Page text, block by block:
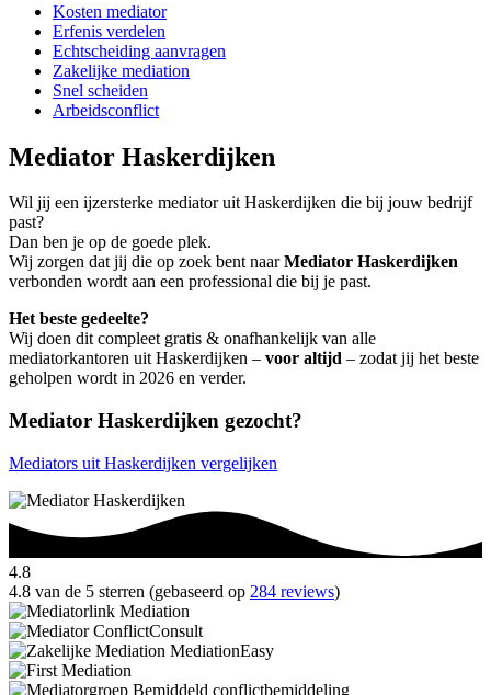
Kosten mediator
Erfenis verdelen
Echtscheiding aanvragen
Zakelijke mediation
Snel scheiden
Arbeidsconflict
Mediator Haskerdijken
Wil jij een ijzersterke mediator uit Haskerdijken die bij jouw bedrijf
past?
Dan ben je op de goede plek.
Wij zorgen dat jij die op zoek bent naarMediator Haskerdijken
verbonden wordt aan een professional die bij je past.
Het beste gedeelte?
Wij doen dit compleet gratis & onafhankelijk van alle
mediatorkantoren uit Haskerdijken – voor altijd – zodat jij het beste
geholpen wordt in 2026 en verder.
Mediator Haskerdijken gezocht?
Mediators uit Haskerdijken vergelijken
4.8
4.8 van de 5 sterren (gebaseerd op 284 reviews)